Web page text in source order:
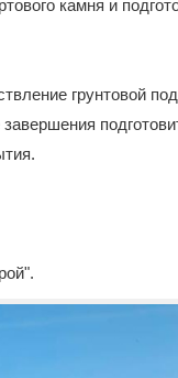
камня и
грунтовой